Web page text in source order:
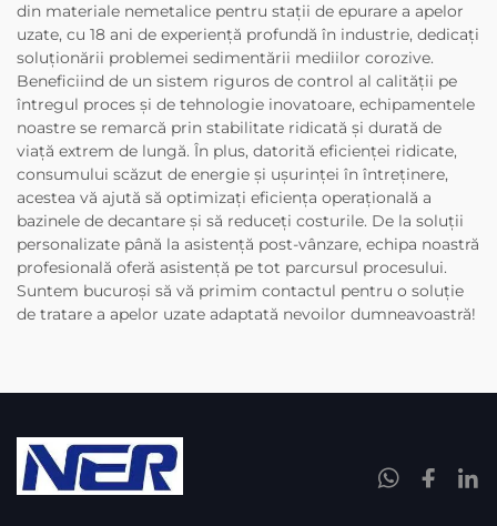
din materiale nemetalice pentru stații de epurare a apelor
uzate, cu 18 ani de experiență profundă în industrie, dedicați
soluționării problemei sedimentării mediilor corozive.
Beneficiind de un sistem riguros de control al calității pe
întregul proces și de tehnologie inovatoare, echipamentele
noastre se remarcă prin stabilitate ridicată și durată de
viață extrem de lungă. În plus, datorită eficienței ridicate,
consumului scăzut de energie și ușurinței în întreținere,
acestea vă ajută să optimizați eficiența operațională a
bazinele de decantare și să reduceți costurile. De la soluții
personalizate până la asistență post-vânzare, echipa noastră
profesională oferă asistență pe tot parcursul procesului.
Suntem bucuroși să vă primim contactul pentru o soluție
de tratare a apelor uzate adaptată nevoilor dumneavoastră!